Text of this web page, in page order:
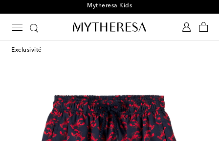
Mytheresa Kids
Exclusivité